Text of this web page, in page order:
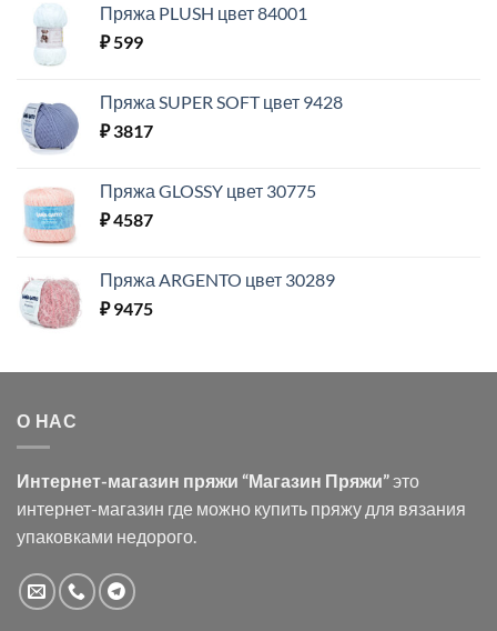
Пряжа PLUSH цвет 84001
₽599
Пряжа SUPER SOFT цвет 9428
₽3817
Пряжа GLOSSY цвет 30775
₽4587
Пряжа ARGENTO цвет 30289
₽9475
О НАС
Интернет-магазин пряжи “Магазин Пряжи”это
интернет-магазин где можно купить пряжу для вязания
упаковками недорого.